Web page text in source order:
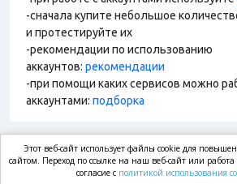
-сначала купите небольшое
и протестируйте их
-рекомендации по использованию
аккаунтов: рекомендации
-при помощи каких сервисов можно
аккаунтами: подборка
market.com
Этот веб-сайт использует файлы cookie для
сайтом. Переход по ссылке на наш веб-сайт или
согласие с политикой использования